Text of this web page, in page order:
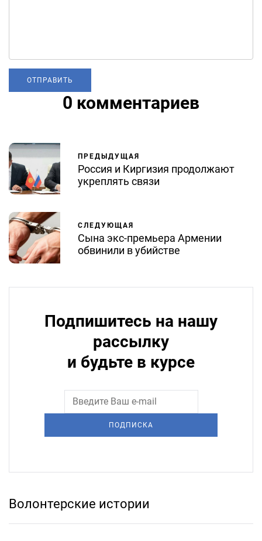
0 комментариев
ПРЕДЫДУЩАЯ
Россия и Киргизия продолжают
укреплять связи
СЛЕДУЮЩАЯ
Сына экс-премьера Армении
обвинили в убийстве
Подпишитесь на нашу
рассылку
и будьте в курсе
ПОДПИСКА
Волонтерские истории